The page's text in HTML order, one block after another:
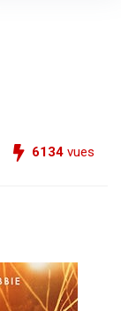
6134 vues